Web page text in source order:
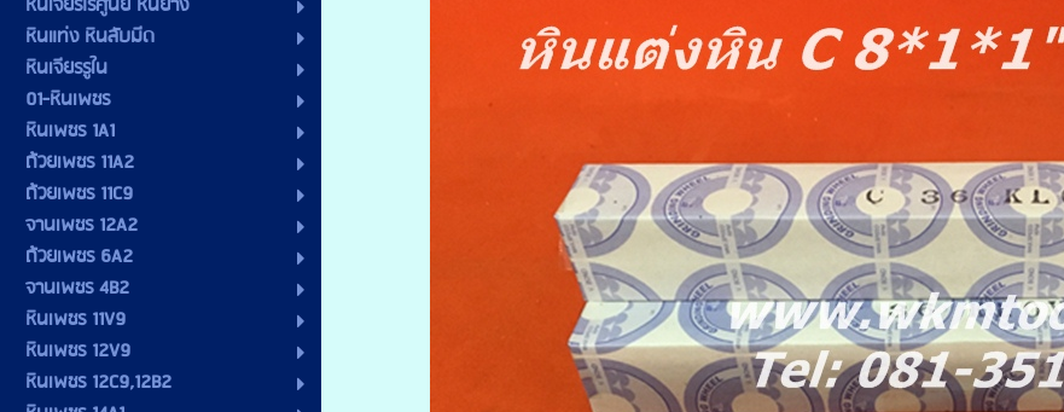
หินแท่ง หินลับมีด
หินเจียรรูใน
01-หินเพชร
หินเพชร 1A1
ถ้วยเพชร 11A2
ถ้วยเพชร 11C9
จานเพชร 12A2
ถ้วยเพชร 6A2
จานเพชร 4B2
หินเพชร 11V9
หินเพชร 12V9
หินเพชร 12C9,12B2